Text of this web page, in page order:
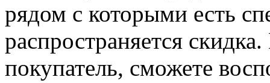
рядом с которыми есть
распространяется
покупатель, сможете